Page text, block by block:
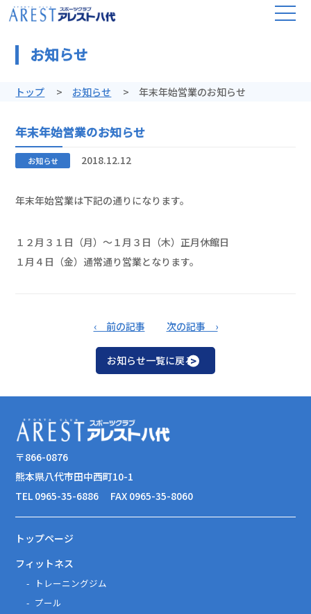
お知らせ
トップ お知らせ 年末年始営業のお知らせ
年末年始営業のお知らせ
お知らせ 2018.12.12
年末年始営業は下記の通りになります。
１２月３１日（月）～１月３日（木）正月休館日
１月４日（金）通常通り営業となります。
‹ 前の記事 次の記事 ›
お知らせ一覧に戻る
〒866-0876
熊本県八代市田中西町10-1
TEL 0965-35-6886
FAX 0965-35-8060
トップページ
フィットネス
トレーニングジム
プール